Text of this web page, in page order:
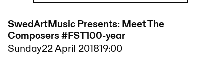
SwedArtMusic Presents: Meet The
Composers #FST100-year
Sunday22 April 201819:00